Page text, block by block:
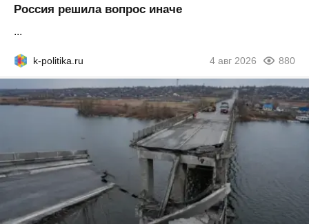
Россия решила вопрос иначе
...
k-politika.ru 4 авг 2026 880